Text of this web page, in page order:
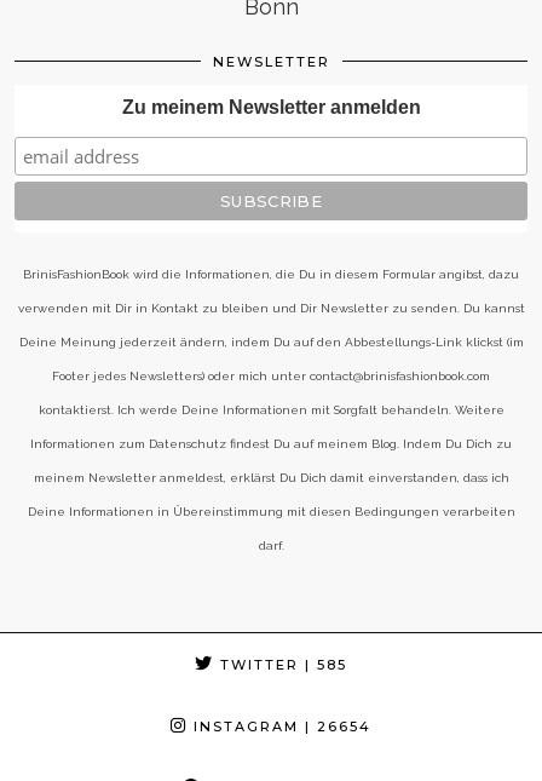
Bonn
NEWSLETTER
Zu meinem Newsletter anmelden
BrinisFashionBook wird die Informationen, die Du in diesem Formular angibst, dazu
verwenden mit Dir in Kontakt zu bleiben und Dir Newsletter zu senden. Du kannst
Deine Meinung jederzeit ändern, indem Du auf den Abbestellungs-Link klickst (im
Footer jedes Newsletters) oder mich unter contact@brinisfashionbook.com
kontaktierst. Ich werde Deine Informationen mit Sorgfalt behandeln. Weitere
Informationen zum Datenschutz findest Du auf meinem Blog. Indem Du Dich zu
meinem Newsletter anmeldest, erklärst Du Dich damit einverstanden, dass ich
Deine Informationen in Übereinstimmung mit diesen Bedingungen verarbeiten
darf.
TWITTER | 585
INSTAGRAM | 26654